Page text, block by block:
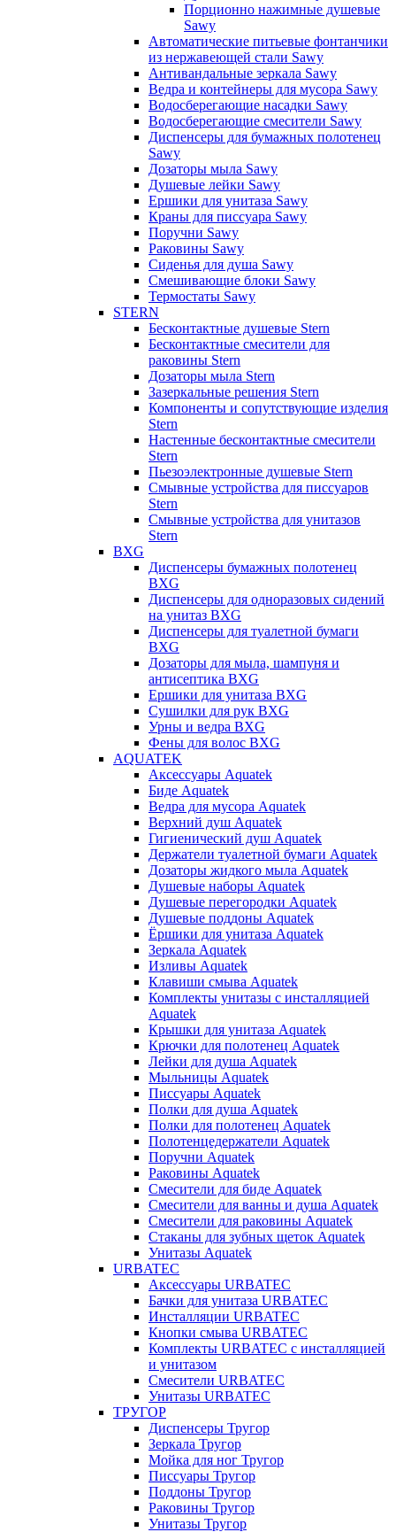
Порционно нажимные душевые
Sawy
Автоматические питьевые фонтанчики
из нержавеющей стали Sawy
Антивандальные зеркала Sawy
Ведра и контейнеры для мусора Sawy
Водосберегающие насадки Sawy
Водосберегающие смесители Sawy
Диспенсеры для бумажных полотенец
Sawy
Дозаторы мыла Sawy
Душевые лейки Sawy
Ершики для унитаза Sawy
Краны для писсуара Sawy
Поручни Sawy
Раковины Sawy
Сиденья для душа Sawy
Смешивающие блоки Sawy
Термостаты Sawy
STERN
Бесконтактные душевые Stern
Бесконтактные смесители для
раковины Stern
Дозаторы мыла Stern
Зазеркальные решения Stern
Компоненты и сопутствующие изделия
Stern
Настенные бесконтактные смесители
Stern
Пьезоэлектронные душевые Stern
Смывные устройства для писсуаров
Stern
Смывные устройства для унитазов
Stern
BXG
Диспенсеры бумажных полотенец
BXG
Диспенсеры для одноразовых сидений
на унитаз BXG
Диспенсеры для туалетной бумаги
BXG
Дозаторы для мыла, шампуня и
антисептика BXG
Ершики для унитаза BXG
Сушилки для рук BXG
Урны и ведра BXG
Фены для волос BXG
AQUATEK
Аксессуары Aquatek
Биде Aquatek
Ведра для мусора Aquatek
Верхний душ Aquatek
Гигиенический душ Aquatek
Держатели туалетной бумаги Aquatek
Дозаторы жидкого мыла Aquatek
Душевые наборы Aquatek
Душевые перегородки Aquatek
Душевые поддоны Aquatek
Ёршики для унитаза Aquatek
Зеркала Aquatek
Изливы Aquatek
Клавиши смыва Aquatek
Комплекты унитазы с инсталляцией
Aquatek
Крышки для унитаза Aquatek
Крючки для полотенец Aquatek
Лейки для душа Aquatek
Мыльницы Aquatek
Писсуары Aquatek
Полки для душа Aquatek
Полки для полотенец Aquatek
Полотенцедержатели Aquatek
Поручни Aquatek
Раковины Aquatek
Смесители для биде Aquatek
Смесители для ванны и душа Aquatek
Смесители для раковины Aquatek
Стаканы для зубных щеток Aquatek
Унитазы Aquatek
URBATEC
Аксессуары URBATEC
Бачки для унитаза URBATEC
Инсталляции URBATEC
Кнопки смыва URBATEC
Комплекты URBATEC с инсталляцией
и унитазом
Смесители URBATEC
Унитазы URBATEC
ТРУГОР
Диспенсеры Тругор
Зеркала Тругор
Мойка для ног Тругор
Писсуары Тругор
Поддоны Тругор
Раковины Тругор
Унитазы Тругор